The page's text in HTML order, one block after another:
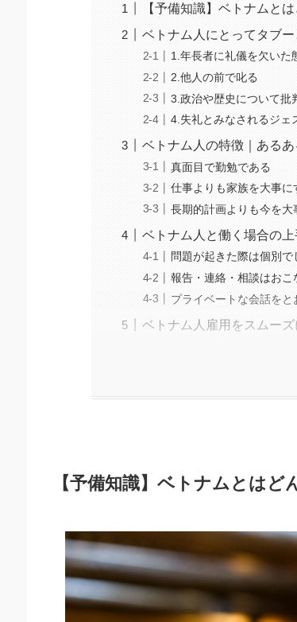
【予備知識】ベトナムと
ベトナム人にとってタブ
1.年長者に礼儀を欠いた
2.他人の前で叱る
3.政治や歴史について批
4.失礼とみなされるジェ
ベトナム人の特徴｜ある
真面目で勤勉である
仕事よりも家族を大事に
長期的計画よりも今を大
ベトナム人と働く場合の
問題が起きた際は個別で
報告・連絡・相談はお
プライベートな会話をと
ベトナム人雇用をスムー
【予備知識】ベトナムとはど